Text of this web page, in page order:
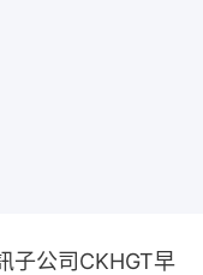
子公司CKHGT早